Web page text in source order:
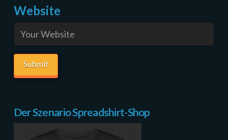
Website
Der Szenario Spreadshirt-Shop